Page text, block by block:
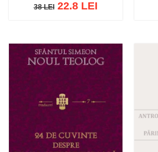
38 LEI
Adaugă în coș Wishlist
38 LEI22.8 LEI